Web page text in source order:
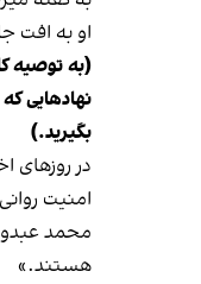
او به افت
(به توصیه
بگیرید.)
در روزهای
امنیت
محمد
هستند.»